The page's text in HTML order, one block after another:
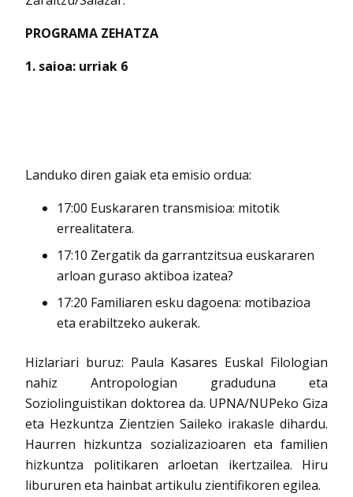
PROGRAMA ZEHATZA
1. saioa: urriak 6
Landuko diren gaiak eta emisio ordua:
17:00 Euskararen transmisioa: mitotik
errealitatera.
17:10 Zergatik da garrantzitsua euskararen
arloan guraso aktiboa izatea?
17:20 Familiaren esku dagoena: motibazioa
eta erabiltzeko aukerak.
Hizlariari buruz: Paula Kasares Euskal Filologian
nahiz Antropologian graduduna eta
Soziolinguistikan doktorea da. UPNA/NUPeko Giza
eta Hezkuntza Zientzien Saileko irakasle dihardu.
Haurren hizkuntza sozializazioaren eta familien
hizkuntza politikaren arloetan ikertzailea. Hiru
libururen eta hainbat artikulu zientifikoren egilea.